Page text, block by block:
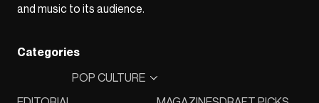
and music to its audience.
Categories
POP CULTURE